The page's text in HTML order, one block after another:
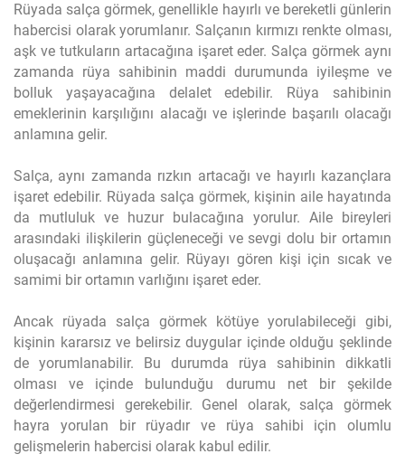
Rüyada salça görmek, genellikle hayırlı ve bereketli günlerin
habercisi olarak yorumlanır. Salçanın kırmızı renkte olması,
aşk ve tutkuların artacağına işaret eder. Salça görmek aynı
zamanda rüya sahibinin maddi durumunda iyileşme ve
bolluk yaşayacağına delalet edebilir. Rüya sahibinin
emeklerinin karşılığını alacağı ve işlerinde başarılı olacağı
anlamına gelir.
Salça, aynı zamanda rızkın artacağı ve hayırlı kazançlara
işaret edebilir. Rüyada salça görmek, kişinin aile hayatında
da mutluluk ve huzur bulacağına yorulur. Aile bireyleri
arasındaki ilişkilerin güçleneceği ve sevgi dolu bir ortamın
oluşacağı anlamına gelir. Rüyayı gören kişi için sıcak ve
samimi bir ortamın varlığını işaret eder.
Ancak rüyada salça görmek kötüye yorulabileceği gibi,
kişinin kararsız ve belirsiz duygular içinde olduğu şeklinde
de yorumlanabilir. Bu durumda rüya sahibinin dikkatli
olması ve içinde bulunduğu durumu net bir şekilde
değerlendirmesi gerekebilir. Genel olarak, salça görmek
hayra yorulan bir rüyadır ve rüya sahibi için olumlu
gelişmelerin habercisi olarak kabul edilir.